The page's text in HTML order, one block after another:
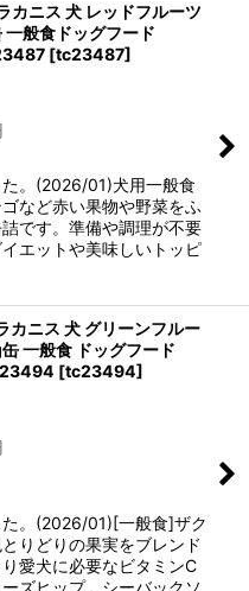
ニス 犬 レッドフルーツ
般食ドッグフード
[tc23487]
。(2026/01)犬用一般食
など赤い果物や野菜をふ
です。準備や調理が不要
エットや美味しいトッピ
ニス 犬 グリーンフルー
一般食 ドッグフード
[tc23494]
。(2026/01)[一般食]ザク
りどりの果実をブレンド
愛犬に必要なビタミンC